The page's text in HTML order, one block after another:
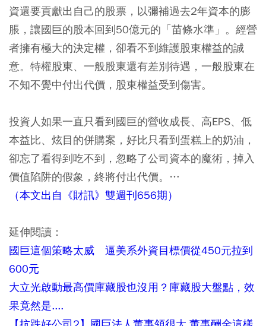
資還要貢獻出自己的股票，以彌補過去2年資本的膨
脹，讓國巨的股本回到50億元的「苗條水準」。經營
者擁有極大的決定權，卻看不到維護股東權益的誠
意。特權股東、一般股東還有差別待遇，一般股東在
不知不覺中付出代價，股東權益受到傷害。
投資人如果一直只看到國巨的營收成長、高EPS、低
本益比、炫目的併購案，好比只看到蛋糕上的奶油，
卻忘了看得到吃不到，忽略了公司資本的魔術，掉入
價值陷阱的假象，終將付出代價。…
（本文出自《財訊》雙週刊656期）
延伸閱讀：
國巨這個策略太威 逼美系外資目標價從450元拉到
600元
大立光啟動最高價庫藏股也沒用？庫藏股大盤點，效
果竟然是....